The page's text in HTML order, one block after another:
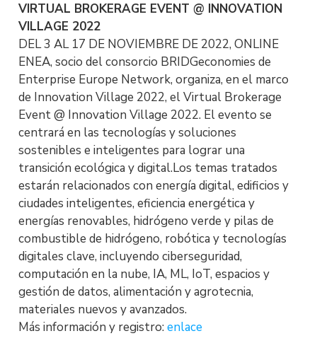
VIRTUAL BROKERAGE EVENT @ INNOVATION
VILLAGE 2022
DEL 3 AL 17 DE NOVIEMBRE DE 2022, ONLINE
ENEA, socio del consorcio BRIDGeconomies de
Enterprise Europe Network, organiza, en el marco
de Innovation Village 2022, el Virtual Brokerage
Event @ Innovation Village 2022. El evento se
centrará en las tecnologías y soluciones
sostenibles e inteligentes para lograr una
transición ecológica y digital.Los temas tratados
estarán relacionados con energía digital, edificios y
ciudades inteligentes, eficiencia energética y
energías renovables, hidrógeno verde y pilas de
combustible de hidrógeno, robótica y tecnologías
digitales clave, incluyendo ciberseguridad,
computación en la nube, IA, ML, IoT, espacios y
gestión de datos, alimentación y agrotecnia,
materiales nuevos y avanzados.
Más información y registro: enlace